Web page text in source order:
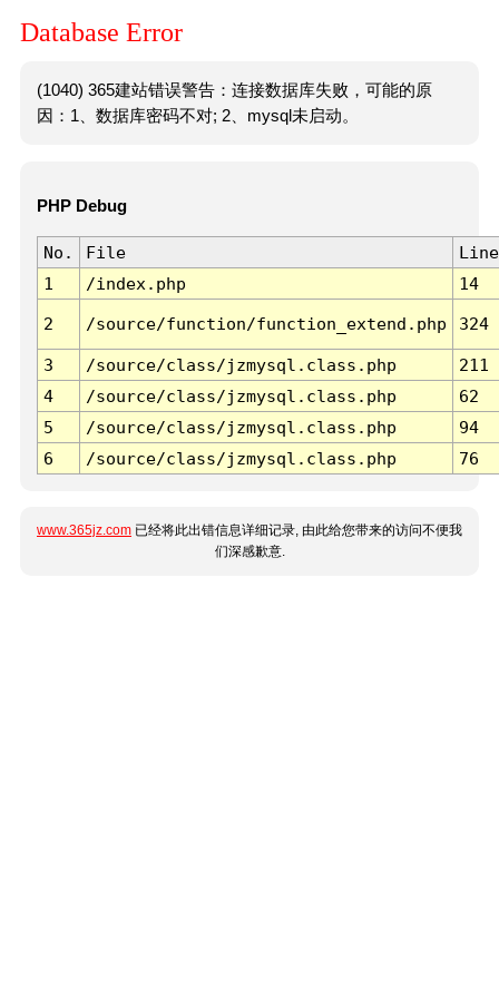
Database Error
(1040) 365建站错误警告：连接数据库失败，可能的原
因：1、数据库密码不对; 2、mysql未启动。
PHP Debug
No. File
Line
1
/index.php 14
2 /source/function/function_extend.php 324
3 /source/class/jzmysql.class.php
211
4
/source/class/jzmysql.class.php
62
5
/source/class/jzmysql.class.php
94
6
/source/class/jzmysql.class.php 76
www.365jz.com 已经将此出错信息详细记录, 由此给您带来的访问不便我
们深感歉意.